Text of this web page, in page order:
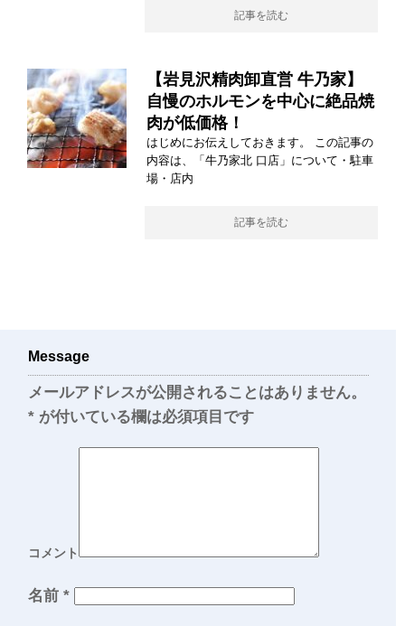
記事を読む
【岩見沢精肉卸直営 牛乃家】
自慢のホルモンを中心に絶品焼
肉が低価格！
はじめにお伝えしておきます。 この記事の
内容は、「牛乃家北 口店」について・駐車
場・店内
記事を読む
Message
メールアドレスが公開されることはありません。
* が付いている欄は必須項目です
コメント
名前 *